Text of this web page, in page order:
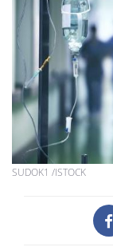
SUDOK1 /ISTOCK